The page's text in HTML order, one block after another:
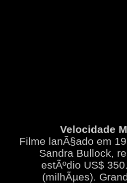
Velocidade
Filme lanÃ§ado em
Sandra Bullock,
estÃºdio US$
(milhÃµes).